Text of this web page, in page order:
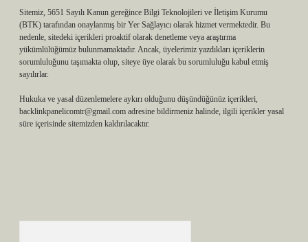
Sitemiz, 5651 Sayılı Kanun gereğince Bilgi Teknolojileri ve İletişim Kurumu
(BTK) tarafından onaylanmış bir Yer Sağlayıcı olarak hizmet vermektedir. Bu
nedenle, sitedeki içerikleri proaktif olarak denetleme veya araştırma
yükümlülüğümüz bulunmamaktadır. Ancak, üyelerimiz yazdıkları içeriklerin
sorumluluğunu taşımakta olup, siteye üye olarak bu sorumluluğu kabul etmiş
sayılırlar.
Hukuka ve yasal düzenlemelere aykırı olduğunu düşündüğünüz içerikleri,
backlinkpanelicomtr@gmail.com adresine bildirmeniz halinde, ilgili içerikler yasal
süre içerisinde sitemizden kaldırılacaktır.